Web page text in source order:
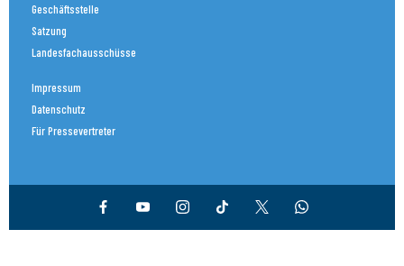
Geschäftsstelle
Satzung
Landesfachausschüsse
Impressum
Datenschutz
Für Pressevertreter